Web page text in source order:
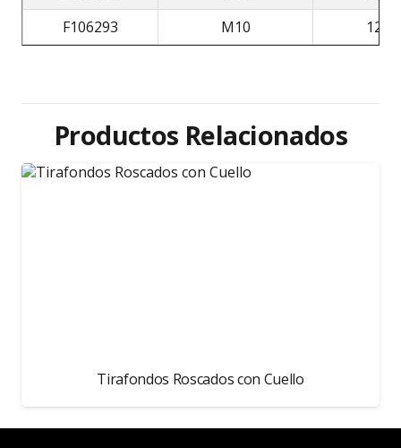
F106293
M10 120
Productos Relacionados
Tirafondos Roscados con Cuello